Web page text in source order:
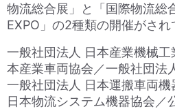
物流総合展」と「国際物流総
EXPO」 の2種類の開催がされ
一般社団法人 日本産業機械
本産業車両協会／一般社団法
一般社団法人 日本運搬車両機
日本物流システム機器協会／